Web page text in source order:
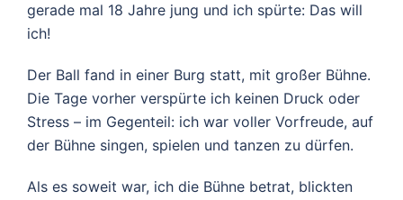
gerade mal 18 Jahre jung und ich spürte: Das will
ich!
Der Ball fand in einer Burg statt, mit großer Bühne.
Die Tage vorher verspürte ich keinen Druck oder
Stress – im Gegenteil: ich war voller Vorfreude, auf
der Bühne singen, spielen und tanzen zu dürfen.
Als es soweit war, ich die Bühne betrat, blickten